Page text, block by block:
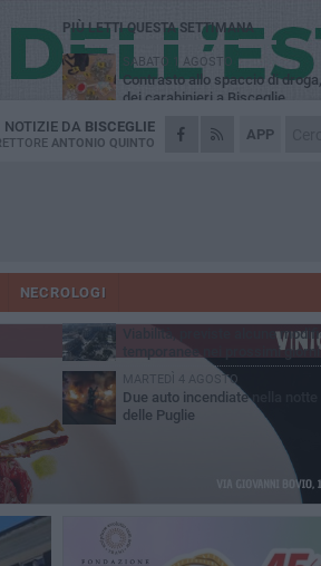
APP
NOTIZIE DA BISCEGLIE
ANTONIO QUINTO
NECROLOGI
PIÙ LETTI QUESTA SETTIMANA
SABATO 1 AGOSTO
Contrasto allo spaccio di
dei carabinieri a Bisceglie
VENERDÌ 31 LUGLIO
Torna l'appuntamento con la
Dramma alla spiaggia Bi-
VENERDÌ 31 LUGLIO
Viabilità, previste alcune
temporanee nei prossimi giorni
MARTEDÌ 4 AGOSTO
Due auto incendiate nella notte
delle Puglie